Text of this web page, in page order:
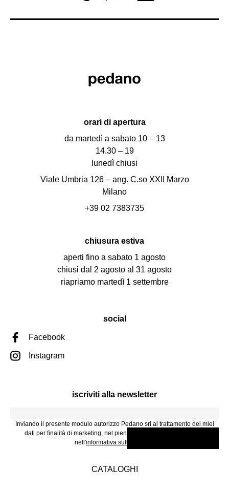
orari di apertura
da martedì a sabato 10 – 13
14.30 – 19
lunedì chiusi
Viale Umbria 126 – ang. C.so XXII Marzo
Milano
+39 02 7383735
chiusura estiva
aperti fino a sabato 1 agosto
chiusi dal 2 agosto al 31 agosto
riapriamo martedì 1 settembre
social
Facebook
Instagram
iscriviti alla newsletter
Inviando il presente modulo autorizzo Pedano srl al trattamento dei miei
dati per finalità di marketing, nel pieno rispetto di quanto descritto
nell'informativa sulla Privacy
CATALOGHI